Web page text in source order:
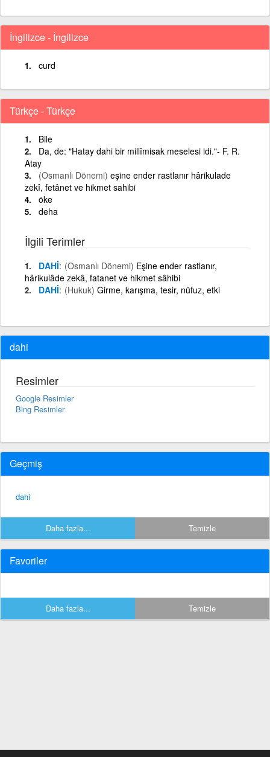
İngilizce - İngilizce
curd
Türkçe - Türkçe
Bile
Da, de: "Hatay dahi bir millîmisak meselesi idi."- F. R.
Atay
(Osmanlı Dönemi) eşine ender rastlanır hârikulade
zekî, fetânet ve hikmet sahibi
öke
deha
İlgili Terimler
DAHİ (Osmanlı Dönemi) Eşine ender rastlanır,
hârikulâde zekâ, fatanet ve hikmet sâhibi
DAHİ (Hukuk) Girme, karışma, tesir, nüfuz, etki
dahi
Resimler
Google Resimler
Bing Resimler
Geçmiş
dahi
Daha fazla... Temizle
Favoriler
Daha fazla... Temizle